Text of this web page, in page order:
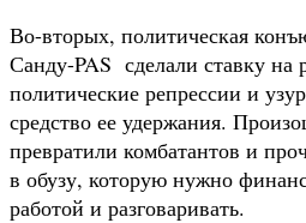
Во-вторых, политическая
Санду-PAS сделали ставку на
политические репрессии и
средство ее удержания.
превратили комбатантов и
в обузу, которую нужно
работой и разговаривать.